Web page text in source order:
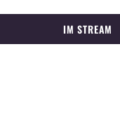
IM STREAM